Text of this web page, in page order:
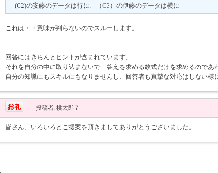
(C2)の安藤のデータは行に、（C3）の伊藤のデータは横に
これは・・意味が判らないのでスルーします。
回答にはきちんとヒントが含まれています。
それを自分の中に取り込まないで、答えを求める数式だけを求めるのであ
自分の知識にもスキルにもなりませんし、回答者も真摯な対応はしない様
投稿者: 桃太郎７
皆さん、いろいろとご提案を頂きましてありがとうございました。